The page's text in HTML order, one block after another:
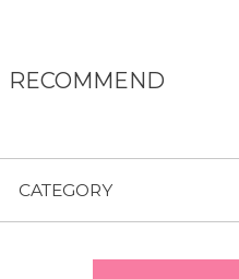
RECOMMEND
CATEGORY